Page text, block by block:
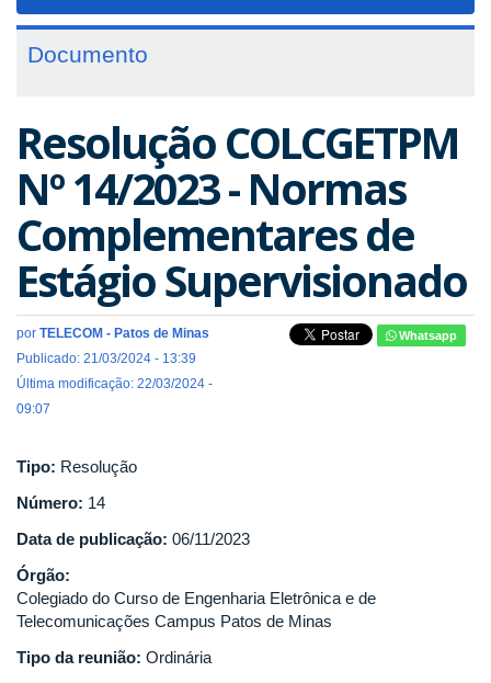
Documento
Resolução COLCGETPM
Nº 14/2023 - Normas
Complementares de
Estágio Supervisionado
por TELECOM - Patos de Minas
Publicado: 21/03/2024 - 13:39
Última modificação: 22/03/2024 -
09:07
Whatsapp
Tipo: Resolução
Número: 14
Data de publicação: 06/11/2023
Órgão:
Colegiado do Curso de Engenharia Eletrônica e de
Telecomunicações Campus Patos de Minas
Tipo da reunião: Ordinária